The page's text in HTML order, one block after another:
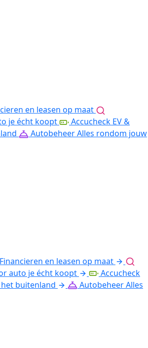
en leasen op maat
je écht koopt
Accucheck EV &
AutobeheerAlles rondom jouw
Financieren en leasen op maat
auto je écht koopt
Accucheck
buitenland AutobeheerAlles